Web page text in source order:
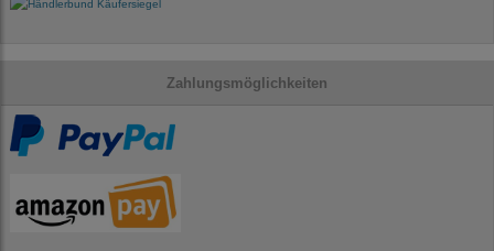
Zahlungsmöglichkeiten